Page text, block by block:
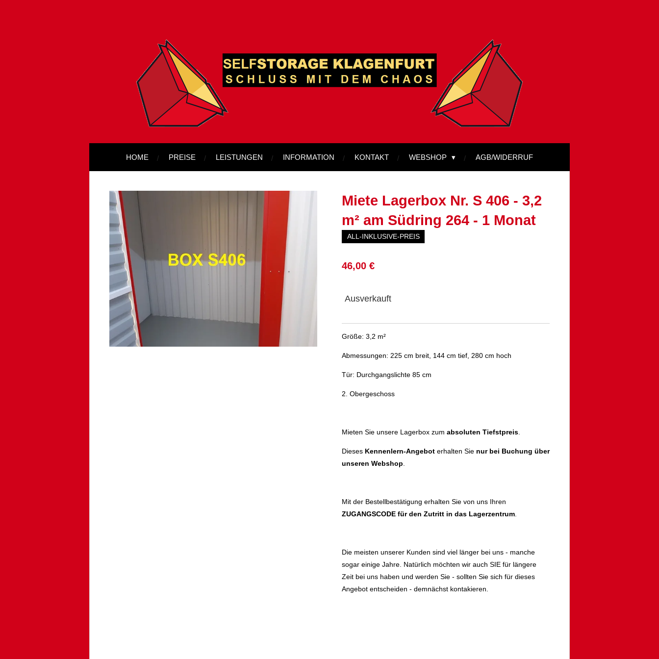
HOME PREISE LEISTUNGEN INFORMATION KONTAKT WEBSHOP AGB/WIDERRUF
Miete Lagerbox Nr. S 406 - 3,2
m² am Südring 264 - 1 Monat
ALL-INKLUSIVE-PREIS
46,00 €
Ausverkauft
Größe: 3,2 m²
Abmessungen: 225 cm breit, 144 cm tief, 280 cm hoch
Tür: Durchgangslichte 85 cm
2. Obergeschoss
Mieten Sie unsere Lagerbox zum absoluten Tiefstpreis.
Dieses Kennenlern-Angebot erhalten Sie nur bei Buchung über
unseren Webshop.
Mit der Bestellbestätigung erhalten Sie von uns Ihren
ZUGANGSCODE für den Zutritt in das Lagerzentrum.
Die meisten unserer Kunden sind viel länger bei uns - manche
sogar einige Jahre. Natürlich möchten wir auch SIE für längere
Zeit bei uns haben und werden Sie - sollten Sie sich für dieses
Angebot entscheiden - demnächst kontakieren.